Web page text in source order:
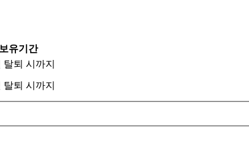
보유기간
탈퇴 시까지
탈퇴 시까지